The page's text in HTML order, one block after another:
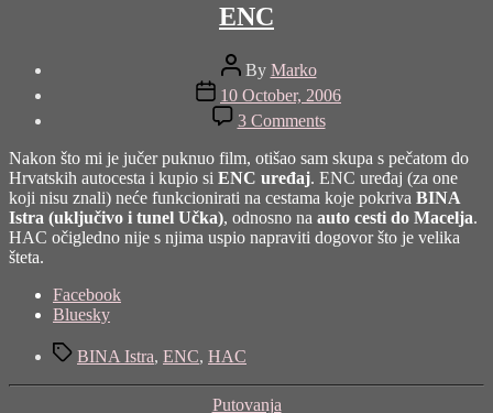
ENC
Post
author
By Marko
Post
date
10 October, 2006
3 Commentson
ENC
Nakon što mi je jučer puknuo film, otišao sam skupa s pečatom do
Hrvatskih autocesta i kupio si ENC uređaj. ENC uređaj (za one
koji nisu znali) neće funkcionirati na cestama koje pokriva BINA
Istra (uključivo i tunel Učka), odnosno na auto cesti do Macelja.
HAC očigledno nije s njima uspio napraviti dogovor što je velika
šteta.
Share
"ENC"
Facebook
Bluesky
TagsBINA Istra, ENC, HAC
Categories
Putovanja